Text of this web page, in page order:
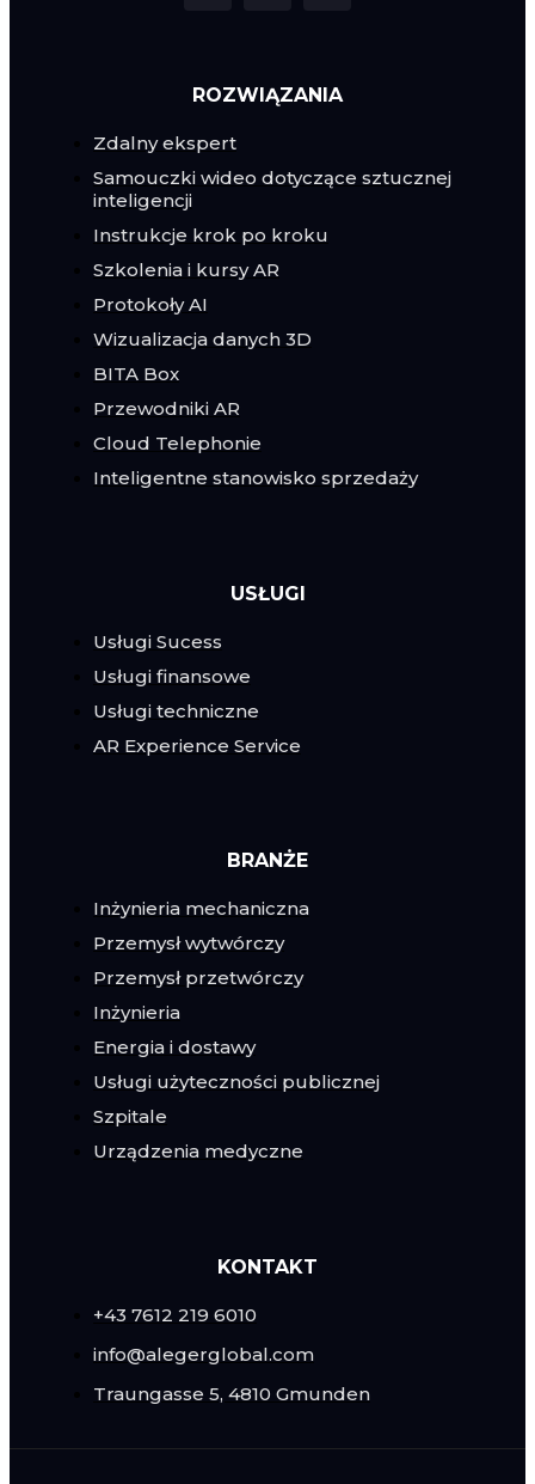
ROZWIĄZANIA
Zdalny ekspert
Samouczki wideo dotyczące sztucznej
inteligencji
Instrukcje krok po kroku
Szkolenia i kursy AR
Protokoły AI
Wizualizacja danych 3D
BITA Box
Przewodniki AR
Cloud Telephonie
Inteligentne stanowisko sprzedaży
USŁUGI
Usługi Sucess
Usługi finansowe
Usługi techniczne
AR Experience Service
BRANŻE
Inżynieria mechaniczna
Przemysł wytwórczy
Przemysł przetwórczy
Inżynieria
Energia i dostawy
Usługi użyteczności publicznej
Szpitale
Urządzenia medyczne
KONTAKT
+43 7612 219 6010
info@alegerglobal.com
Traungasse 5, 4810 Gmunden